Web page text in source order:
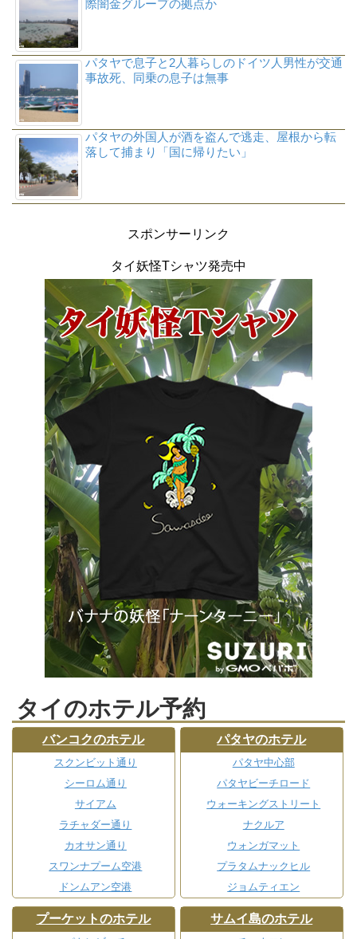
際闇金グループの拠点か
パタヤで息子と2人暮らしのドイツ人男性が交通
事故死、同乗の息子は無事
パタヤの外国人が酒を盗んで逃走、屋根から転
落して捕まり「国に帰りたい」
スポンサーリンク
タイ妖怪Tシャツ発売中
タイのホテル予約
バンコクのホテル
スクンビット通り
シーロム通り
サイアム
ラチャダー通り
カオサン通り
スワンナプーム空港
ドンムアン空港
パタヤのホテル
パタヤ中心部
パタヤビーチロード
ウォーキングストリート
ナクルア
ウォンガマット
プラタムナックヒル
ジョムティエン
プーケットのホテル サムイ島のホテル